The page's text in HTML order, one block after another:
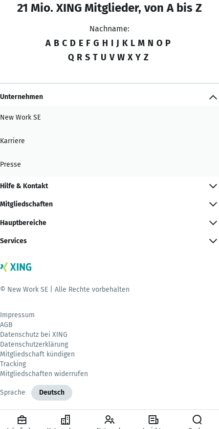
21 Mio. XING Mitglieder, von A bis Z
Nachname:
A B C D E F G H I J K L M N O P
Q R S T U V W X Y Z
Unternehmen
New Work SE
Karriere
Presse
Hilfe & Kontakt
Mitgliedschaften
Hauptbereiche
Services
© New Work SE | Alle Rechte vorbehalten
Impressum
AGB
Datenschutz bei XING
Datenschutzerklärung
Mitgliedschaft kündigen
Tracking
Mitgliedschaften widerrufen
Sprache Deutsch